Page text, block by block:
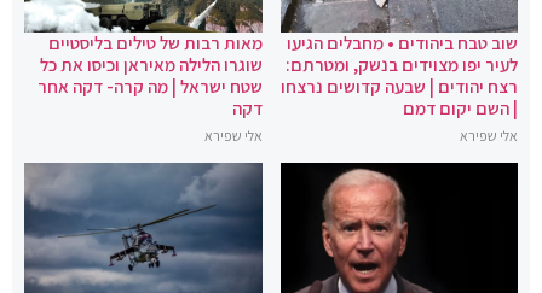
שוב טבח ביהודים • מחבלים הגיעו
לעיר יפו מצוידים בנשק, ומטרתם:
רצח יהודים | שבעה קדושים נרצחו
| השם יקום דמם
אלי שפירא
מאות רבות של טילים בליסטיים
שוגרו הלילה מאיראן וכיסו את כל
שטח ישראל | מה קרה- דקה אחר
דקה
אלי שפירא